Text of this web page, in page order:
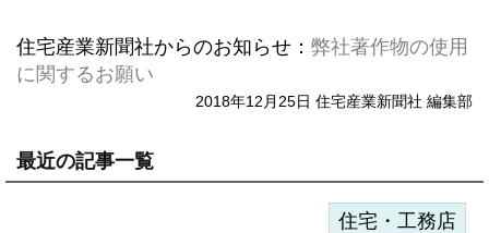
住宅産業新聞社からのお知らせ： 弊社著作物の使用
に関するお願い
2018年12月25日 住宅産業新聞社 編集部
最近の記事一覧
住宅・工務店